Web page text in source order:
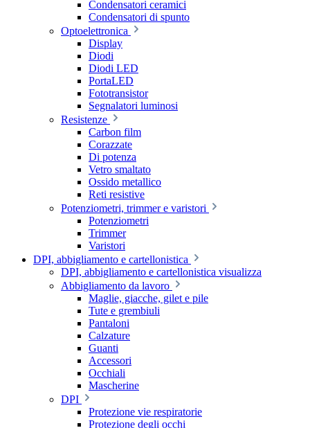
Condensatori ceramici
Condensatori di spunto
Optoelettronica
Display
Diodi
Diodi LED
PortaLED
Fototransistor
Segnalatori luminosi
Resistenze
Carbon film
Corazzate
Di potenza
Vetro smaltato
Ossido metallico
Reti resistive
Potenziometri, trimmer e varistori
Potenziometri
Trimmer
Varistori
DPI, abbigliamento e cartellonistica
DPI, abbigliamento e cartellonistica visualizza
Abbigliamento da lavoro
Maglie, giacche, gilet e pile
Tute e grembiuli
Pantaloni
Calzature
Guanti
Accessori
Occhiali
Mascherine
DPI
Protezione vie respiratorie
Protezione degli occhi